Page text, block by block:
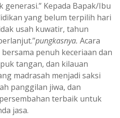
generasi.” Kepada Bapak/Ibu
yang belum terpilih hari
usah kuwatir, tahun
pungkasnya. Acara
penuh keceriaan dan
tangan, dan kilauan
madrasah menjadi saksi
panggilan jiwa, dan
terbaik untuk
jasa.